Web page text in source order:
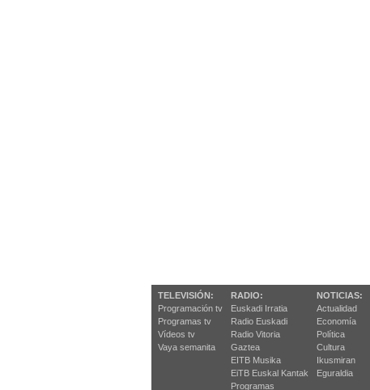
TELEVISIÓN:
Programación tv
Programas tv
Vídeos tv
Vaya semanita
RADIO:
Euskadi Irratia
Radio Euskadi
Radio Vitoria
Gaztea
EITB Musika
EiTB Euskal Kantak
Programas
NOTICIAS:
Actualidad
Economía
Política
Cultura
Ikusmiran
Eguraldia